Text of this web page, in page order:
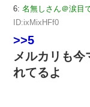
6: 名無しさん＠涙目
ID:ixMixHFf0
>>5
メルカリも今
れてるよ